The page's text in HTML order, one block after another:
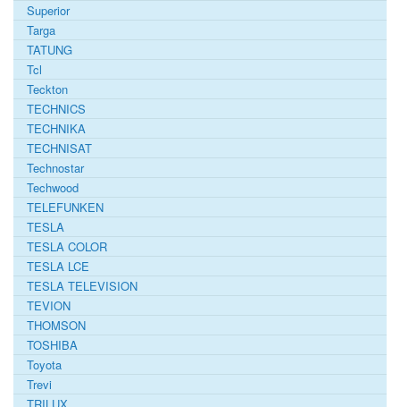
Superior
Targa
TATUNG
Tcl
Teckton
TECHNICS
TECHNIKA
TECHNISAT
Technostar
Techwood
TELEFUNKEN
TESLA
TESLA COLOR
TESLA LCE
TESLA TELEVISION
TEVION
THOMSON
TOSHIBA
Toyota
Trevi